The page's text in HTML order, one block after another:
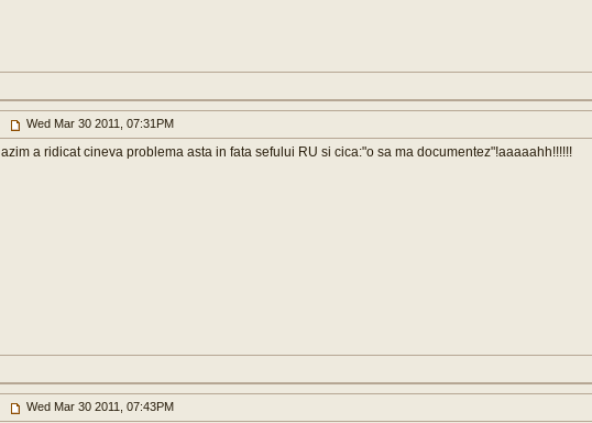
Wed Mar 30 2011, 07:31PM
azim a ridicat cineva problema asta in fata sefului RU si cica:"o sa ma documentez"!aaaaahh!!!!!!
Wed Mar 30 2011, 07:43PM